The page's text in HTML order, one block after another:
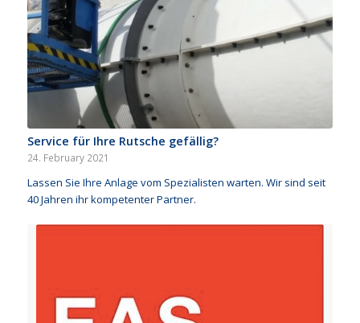
Service für Ihre Rutsche gefällig?
24. February 2021
Lassen Sie Ihre Anlage vom Spezialisten warten. Wir sind seit
40 Jahren ihr kompetenter Partner.